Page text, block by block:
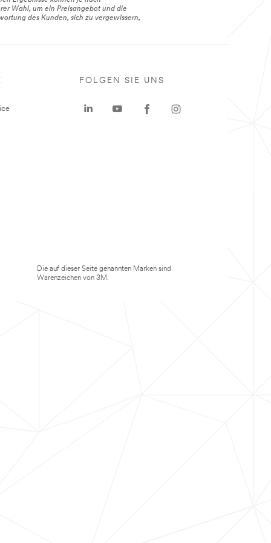
Wahl, um ein Preisangebot und die
des Kunden, sich zu vergewissern,
FOLGEN SIE UNS
Die auf dieser Seite genannten Marken sind
Warenzeichen von 3M.